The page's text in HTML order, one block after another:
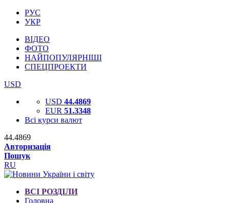
РУС
УКР
ВІДЕО
ФОТО
НАЙПОПУЛЯРНІШІ
СПЕЦПРОЕКТИ
USD
USD 44.4869
EUR 51.3348
Всі курси валют
44.4869
Авторизація
Пошук
RU
ВСІ РОЗДІЛИ
Головна